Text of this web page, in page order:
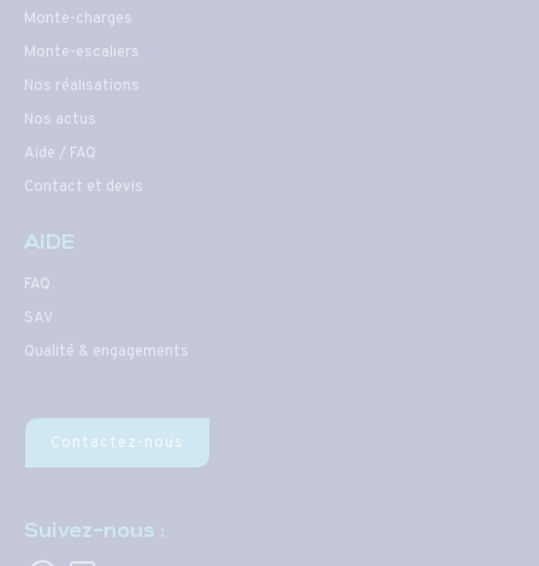
Monte-charges
Monte-escaliers
Nos réalisations
Nos actus
Aide / FAQ
Contact et devis
AIDE
FAQ
SAV
Qualité & engagements
Contactez-nous
Suivez-nous :